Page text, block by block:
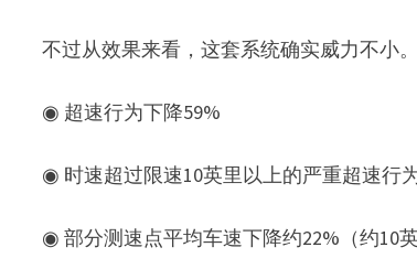
不过从效果来看，这套系统确实威力不小
◉ 超速行为下降59%
◉ 时速超过限速10英里以上的严重超速行
◉ 部分测速点平均车速下降约22%（约10英